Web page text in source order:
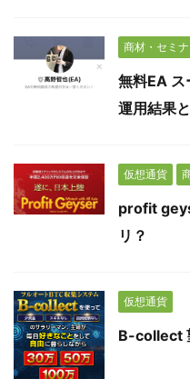
商材・セミ
無料EA ス
運用結果
仮想通貨
profit
リ？
仮想通貨
B-collect